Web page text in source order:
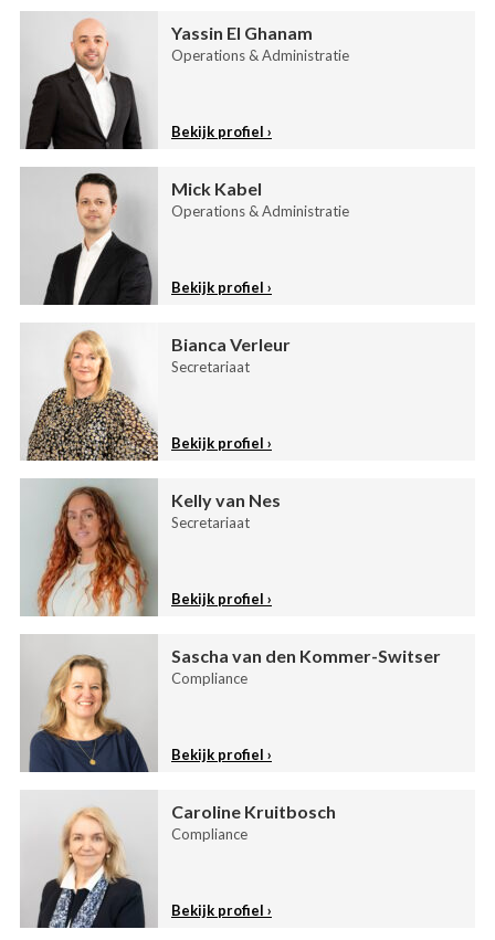
Yassin El Ghanam
Operations & Administratie
Bekijk profiel
Mick Kabel
Operations & Administratie
Bekijk profiel
Bianca Verleur
Secretariaat
Bekijk profiel
Kelly van Nes
Secretariaat
Bekijk profiel
Sascha van den Kommer-Switser
Compliance
Bekijk profiel
Caroline Kruitbosch
Compliance
Bekijk profiel